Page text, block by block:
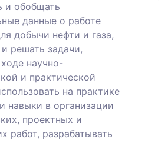
и обобщать
данные о работе
добычи нефти и газа,
решать задачи,
научно-
и практической
на практике
навыки в организации
проектных и
работ, разрабатывать